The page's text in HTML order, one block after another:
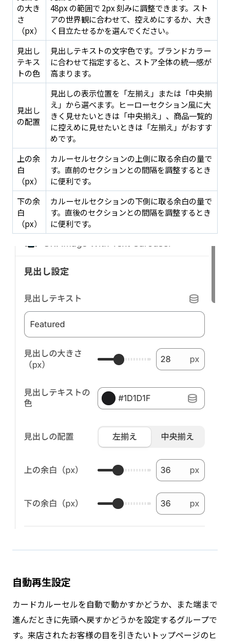
の大き
さ
（px）
48px の範囲で 2px 刻みに調整できます。スト
アの世界観に合わせて、控えめにするか、大き
く目立たせるかを選んでください。
見出し
テキス
トの色
見出しテキストの文字色です。ブランドカラー
に合わせて指定すると、ストア全体の統一感が
高まります。
見出し
の配置
見出しの表示位置を「左揃え」または「中央揃
え」から選べます。ヒーローセクション風に大
きく見せたいときは「中央揃え」、商品一覧的
に控えめに見せたいときは「左揃え」がおすす
めです。
上の余
白
（px）
カルーセルセクションの上側に取る余白の量で
す。直前のセクションとの間隔を調整するとき
に便利です。
下の余
白
（px）
カルーセルセクションの下側に取る余白の量で
す。直後のセクションとの間隔を調整するとき
に便利です。
自動再生設定
カードカルーセルを自動で動かすかどうか、また端まで
進んだときに先頭へ戻すかどうかを設定するグループで
す。来店されたお客様の目を引きたいトップページのヒ